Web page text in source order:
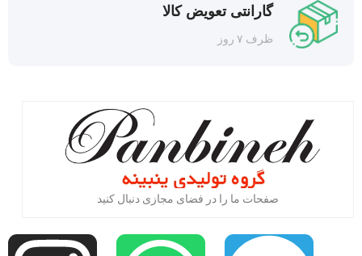
گارانتی تعویض کالا
ظرف ۷ روز
صفحات ما را در فضای مجازی دنبال کنید